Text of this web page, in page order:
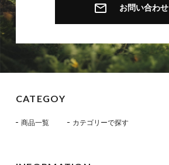
email お問い合わせ
CATEGOY
商品一覧 カテゴリーで探す